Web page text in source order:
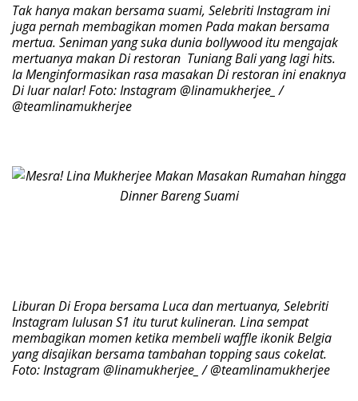
Tak hanya makan bersama suami, Selebriti Instagram ini
juga pernah membagikan momen Pada makan bersama
mertua. Seniman yang suka dunia bollywood itu mengajak
mertuanya makan Di restoran Tuniang Bali yang lagi hits.
Ia Menginformasikan rasa masakan Di restoran ini enaknya
Di luar nalar! Foto: Instagram @linamukherjee_ /
@teamlinamukherjee
Liburan Di Eropa bersama Luca dan mertuanya, Selebriti
Instagram lulusan S1 itu turut kulineran. Lina sempat
membagikan momen ketika membeli waffle ikonik Belgia
yang disajikan bersama tambahan topping saus cokelat.
Foto: Instagram @linamukherjee_ / @teamlinamukherjee